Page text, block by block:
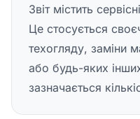
Звіт містить
Це стосується
техогляду, заміни
або будь-яких
зазначається